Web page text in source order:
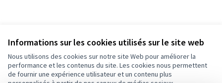
Informations sur les cookies utilisés sur le site web
Nous utilisons des cookies sur notre site Web pour améliorer la
performance et les contenus du site. Les cookies nous permettent
de fournir une expérience utilisateur et un contenu plus
Conditions d'utilisation
Paramètres des cookies
Participez Villeurbanne sur X
Participez Villeurbanne sur Facebook
Participez Villeurbanne sur Instagram
Participez Villeurbanne sur YouTube